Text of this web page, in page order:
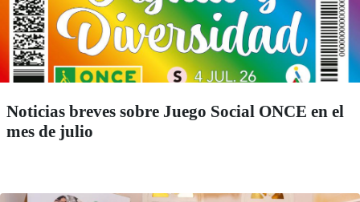
Noticias breves sobre Juego Social ONCE en el
mes de julio